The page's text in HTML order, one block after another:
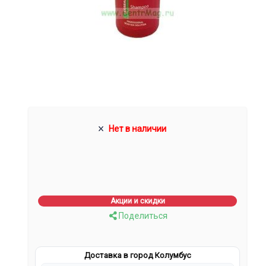
Нет в наличии
Акции и скидки
Поделиться
Доставка в город Колумбус